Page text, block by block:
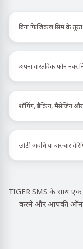
बिना फिजिकल सिम के तुरंत
अपना वास्तविक फोन नंबर
शॉपिंग, बैंकिंग, मैसेजिंग और
छोटी अवधि या बार-बार
TIGER SMS के साथ एक
करने और आपकी